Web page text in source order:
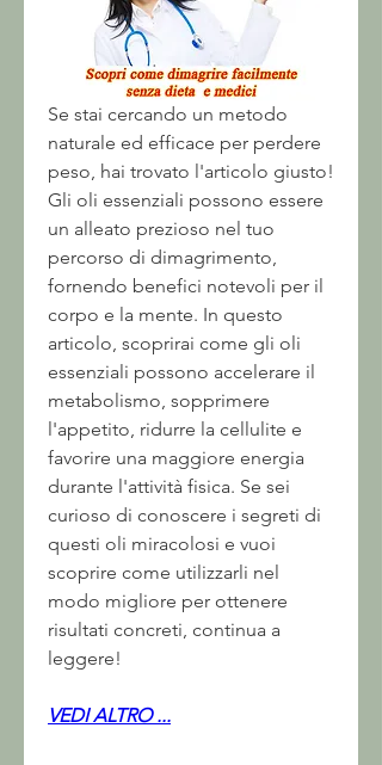
Se stai cercando un metodo
naturale ed efficace per perdere
peso, hai trovato l'articolo giusto!
Gli oli essenziali possono essere
un alleato prezioso nel tuo
percorso di dimagrimento,
fornendo benefici notevoli per il
corpo e la mente. In questo
articolo, scoprirai come gli oli
essenziali possono accelerare il
metabolismo, sopprimere
l'appetito, ridurre la cellulite e
favorire una maggiore energia
durante l'attività fisica. Se sei
curioso di conoscere i segreti di
questi oli miracolosi e vuoi
scoprire come utilizzarli nel
modo migliore per ottenere
risultati concreti, continua a
leggere!
VEDI ALTRO ...